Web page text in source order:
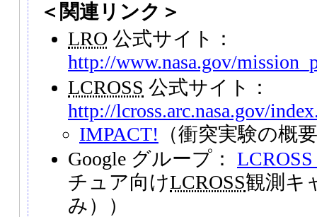
＜関連リンク＞
LRO 公式サイト：
http://www.nasa.gov/
LCROSS 公式サイト：
http://lcross.arc.nasa.gov/
IMPACT! （衝突実験の概
Google グループ：
チュア向けLCROSS観測キ
み））